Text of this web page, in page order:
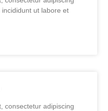
ut labore et
consectetur adipiscing